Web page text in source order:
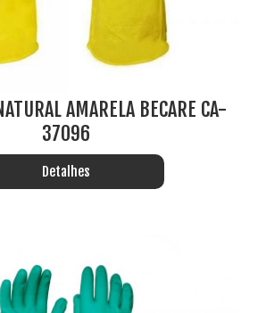
AMARELA BECARE CA-
37096
Detalhes